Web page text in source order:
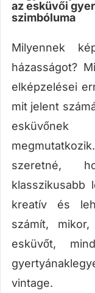
az esküvői
szimbóluma
Milyennek
házasságot?
elképzelései
mit jelent
szeretné,
klasszikusabb
kreatív és
számít,
esküvőt,
vintage.